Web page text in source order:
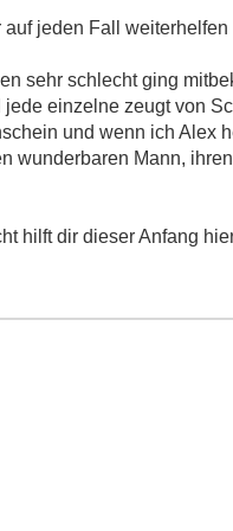
jeden Fall weiterhelfen
sehr schlecht ging
einzelne zeugt von
und wenn ich Alex
wunderbaren Mann,
hilft dir dieser Anfang